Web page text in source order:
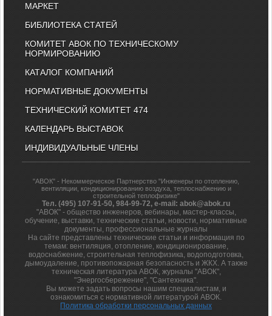
МАРКЕТ
БИБЛИОТЕКА СТАТЕЙ
КОМИТЕТ АВОК ПО ТЕХНИЧЕСКОМУ
НОРМИРОВАНИЮ
КАТАЛОГ КОМПАНИЙ
НОРМАТИВНЫЕ ДОКУМЕНТЫ
ТЕХНИЧЕСКИЙ КОМИТЕТ 474
КАЛЕНДАРЬ ВЫСТАВОК
ИНДИВИДУАЛЬНЫЕ ЧЛЕНЫ
"АВОК" - Некоммерческое Партнерство "Инженеры по отоплению,
вентиляции, кондиционированию воздуха, теплоснабжению и
строительной теплофизике"
Тел. (495) 107-91-50, 984-99-72, e-mail: abok@abok.ru
"АВОК" - общество инженеров, вебинары, мастер-классы,
обучение, выставки, технические статьи, новости, нормативные
документы, профессиональные журналы
На сайте представлены технические статьи и информация по
темам: вентиляция, отопление, кондиционирование,
водоснабжение, строительная теплофизика, водоподготовка,
дымоудаление, противопожарная безопасность и ЖКХ. А также
техническая литература АВОК, журналы "АВОК",
"Энергосбережение", "Сантехника".
Вы можете задать вопросы нашим специалистам, и
ознакомиться с нормативной литературой АВОК.
Политика обработки персональных данных